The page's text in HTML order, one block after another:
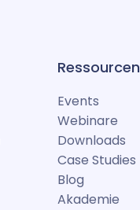
Ressourcen
Events
Webinare
Downloads
Case Studies
Blog
Akademie